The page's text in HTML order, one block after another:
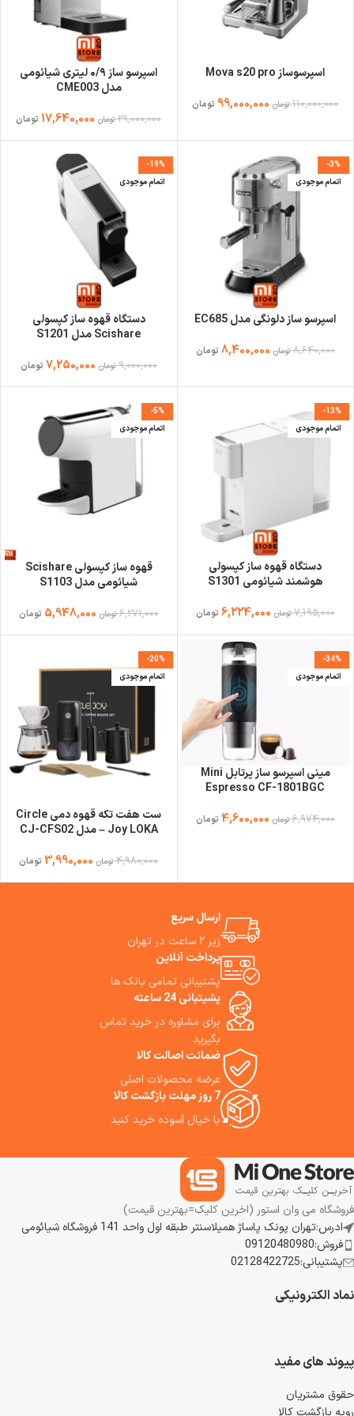
اسپرسوساز Mova s20 pro
110,000,000 تومان 99,000,000 تومان
اسپرسو ساز ۰/۹ لیتری شیائومی
مدل CME003
29,000,000 تومان 17,640,000 تومان
-3%
اتمام موجودی
اسپرسو ساز دلونگی مدل EC685
8,640,000 تومان 8,400,000 تومان
-19%
اتمام موجودی
دستگاه قهوه ساز کپسولی
Scishare مدل S1201
9,000,000 تومان 7,250,000 تومان
-13%
اتمام موجودی
دستگاه قهوه ساز کپسولی
هوشمند شیائومی S1301
7,195,000 تومان 6,224,000 تومان
-5%
اتمام موجودی
قهوه ساز کپسولی Scishare
شیائومی مدل S1103
6,271,000 تومان 5,948,000 تومان
-34%
اتمام موجودی
مینی اسپرسو ساز پرتابل Mini
Espresso CF-1801BGC
6,974,000 تومان 4,600,000 تومان
-20%
اتمام موجودی
ست هفت تکه قهوه دمی Circle
Joy LOKA – مدل CJ-CFS02
4,980,000 تومان 3,990,000 تومان
ارسال سریع
زیر ۲ ساعت در تهران
پرداخت آنلاین
پشتیبانی تمامی بانک ها
پشیتبانی 24 ساعته
برای مشاوره در خرید تماس
بگیرید
ضمانت اصالت کالا
عرضه محصولات اصلی
7 روز مهلت بازگشت کالا
با خیال آسوده خرید کنید
فروشگاه می وان استور (اخرین کلیک=بهترین قیمت)
ادرس:تهران پونک پاساژ همیلاسنتر طبقه اول واحد 141 فروشگاه شیائومی
فروش:09120480980
پشتیبانی:02128422725
نماد الکترونیکی
پیوند های مفید
حقوق مشتریان
رویه بازگشت کالا